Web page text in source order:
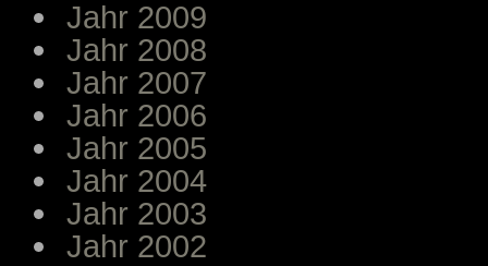
Jahr 2009
Jahr 2008
Jahr 2007
Jahr 2006
Jahr 2005
Jahr 2004
Jahr 2003
Jahr 2002